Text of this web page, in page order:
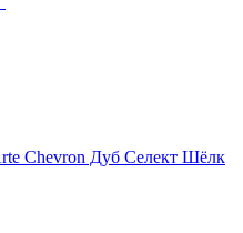
Chevron Дуб Селект Шёлк